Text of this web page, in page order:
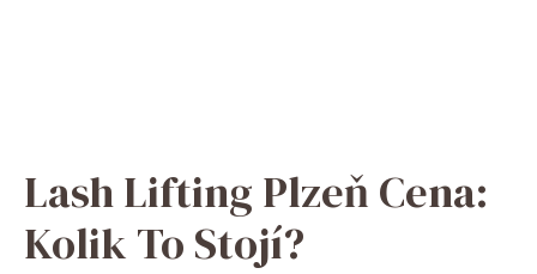
Lash Lifting Plzeň Cena:
Kolik To Stojí?